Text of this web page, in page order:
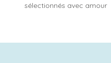
sélectionnés avec amour